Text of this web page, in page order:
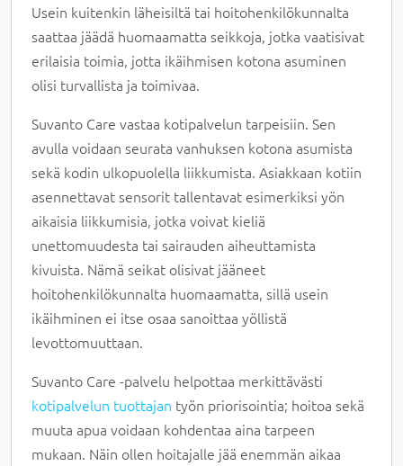
Usein kuitenkin läheisiltä tai hoitohenkilökunnalta
saattaa jäädä huomaamatta seikkoja, jotka vaatisivat
erilaisia toimia, jotta ikäihmisen kotona asuminen
olisi turvallista ja toimivaa.
Suvanto Care vastaa kotipalvelun tarpeisiin. Sen
avulla voidaan seurata vanhuksen kotona asumista
sekä kodin ulkopuolella liikkumista. Asiakkaan kotiin
asennettavat sensorit tallentavat esimerkiksi yön
aikaisia liikkumisia, jotka voivat kieliä
unettomuudesta tai sairauden aiheuttamista
kivuista. Nämä seikat olisivat jääneet
hoitohenkilökunnalta huomaamatta, sillä usein
ikäihminen ei itse osaa sanoittaa yöllistä
levottomuuttaan.
Suvanto Care -palvelu helpottaa merkittävästi
kotipalvelun tuottajan työn priorisointia; hoitoa sekä
muuta apua voidaan kohdentaa aina tarpeen
mukaan. Näin ollen hoitajalle jää enemmän aikaa